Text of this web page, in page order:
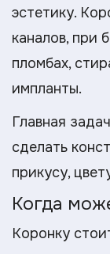
эстетику.
каналов, при
пломбах,
импланты.
Главная
сделать
прикусу,
Когда
Коронку